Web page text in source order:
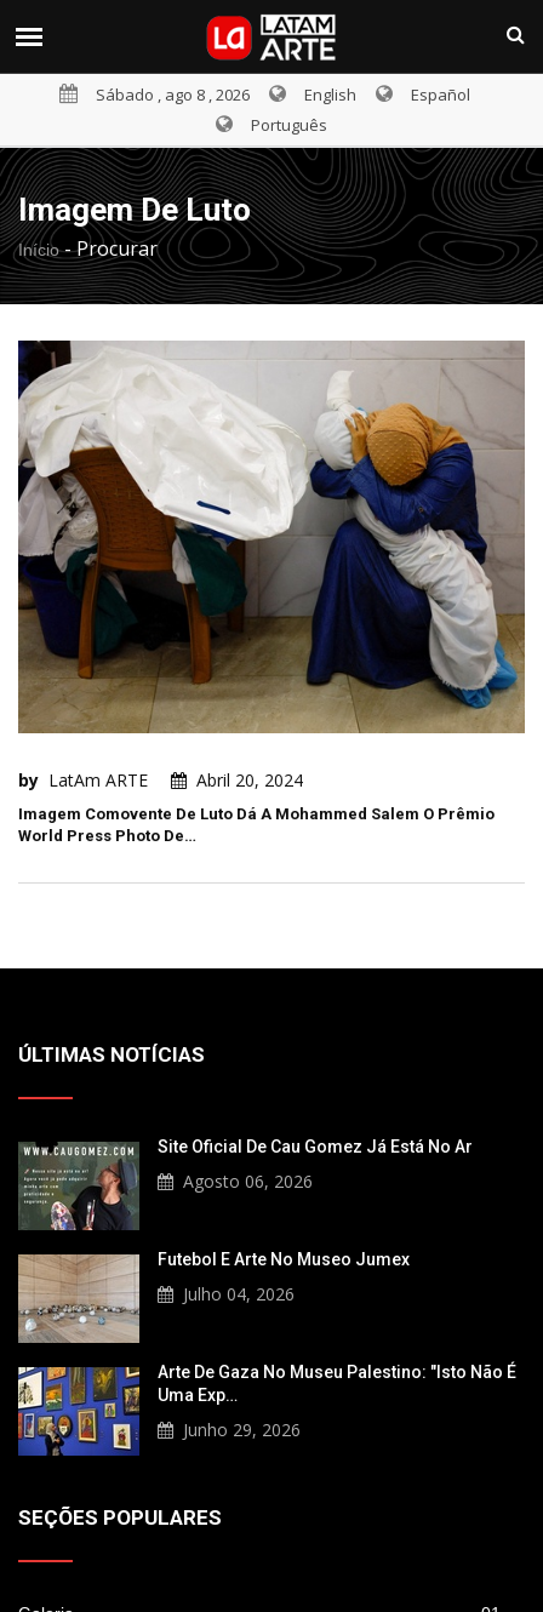
Sábado , ago 8 , 2026 English
Español
Português
Imagem De Luto
Início-Procurar
by LatAm ARTE Abril 20, 2024
Imagem Comovente De Luto Dá A Mohammed Salem O Prêmio
World Press Photo De…
ÚLTIMAS NOTÍCIAS
Site Oficial De Cau Gomez Já Está No Ar
Agosto 06, 2026
Futebol E Arte No Museo Jumex
Julho 04, 2026
Arte De Gaza No Museu Palestino: "Isto Não É
Uma Exp…
Junho 29, 2026
SEÇÕES POPULARES